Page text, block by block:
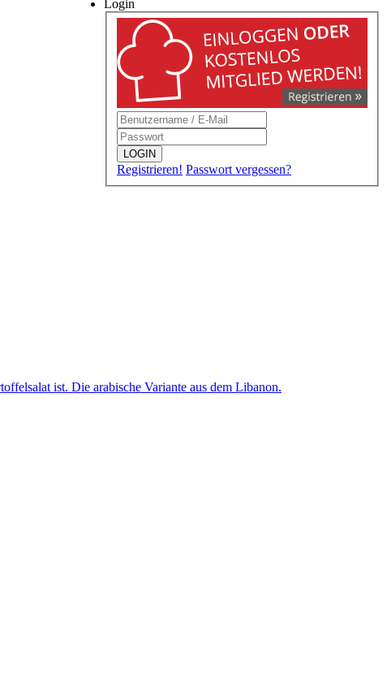
Login
LOGIN
Registrieren! Passwort vergessen?
ist. Die arabische Variante aus dem Libanon.